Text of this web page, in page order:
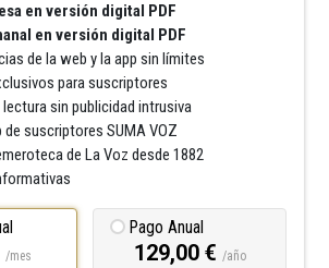
en versión digital PDF
en versión digital PDF
de la web y la app sin límites
para suscriptores
lectura sin publicidad intrusiva
suscriptores SUMA VOZ
de La Voz desde 1882
/mes
Pago Anual
129,00 € /año